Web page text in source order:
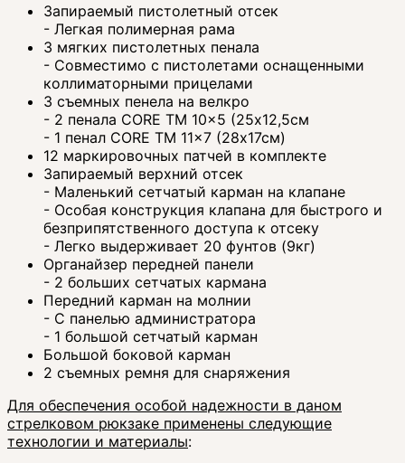
Запираемый пистолетный отсек
- Легкая полимерная рама
3 мягких пистолетных пенала
- Совместимо с пистолетами оснащенными
коллиматорными прицелами
3 съемных пенела на велкро
- 2 пенала CORE TM 10x5 (25х12,5см
- 1 пенал CORE TM 11x7 (28х17см)
12 маркировочных патчей в комплекте
Запираемый верхний отсек
- Маленький сетчатый карман на клапане
- Особая конструкция клапана для быстрого и
безприпятственного доступа к отсеку
- Легко выдерживает 20 фунтов (9кг)
Органайзер передней панели
- 2 больших сетчатых кармана
Передний карман на молнии
- С панелью администратора
- 1 большой сетчатый карман
Большой боковой карман
2 съемных ремня для снаряжения
Для обеспечения особой надежности в даном
стрелковом рюкзаке применены следующие
технологии и материалы: